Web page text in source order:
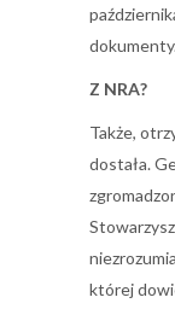
Z NRA?
Także,
dostała.
której